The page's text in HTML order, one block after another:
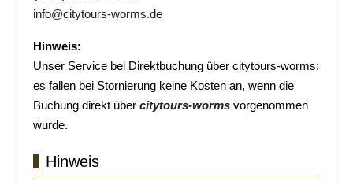
info@citytours-worms.de
Hinweis:
Unser Service bei Direktbuchung über citytours-worms:
es fallen bei Stornierung keine Kosten an, wenn die
Buchung direkt über citytours-wormsvorgenommen
wurde.
Hinweis